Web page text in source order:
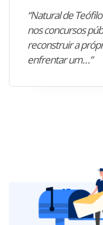
“Natural de
nos concursos
reconstruir a
enfrentar um…”